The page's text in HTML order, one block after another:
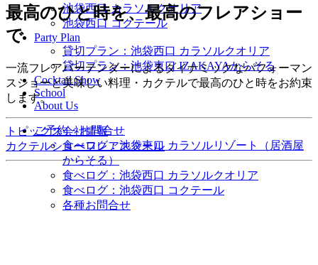
池袋西口 カラソルクオリア
池袋西口 コクテール
Party Plan
貸切プラン：池袋西口 カラソルクオリア
貸切プラン：池袋東口 IZAKAYAからそる
Cocktail Show
School
About Us
ご予約・お問合せ
食べログ：池袋東口 カラソルリゾート（居酒屋
からそる）
食べログ：池袋西口 カラソルクオリア
食べログ：池袋西口 コクテール
各種お問合せ
最高のひと時を、最高のフレアショー
で
一流フレアバーテンダーによるダイナミックなパフォーマン
スショーと美味しい料理・カクテルで最高のひと時をお約束
します。
トピックス会社情報
カクテルショーフレアスクール